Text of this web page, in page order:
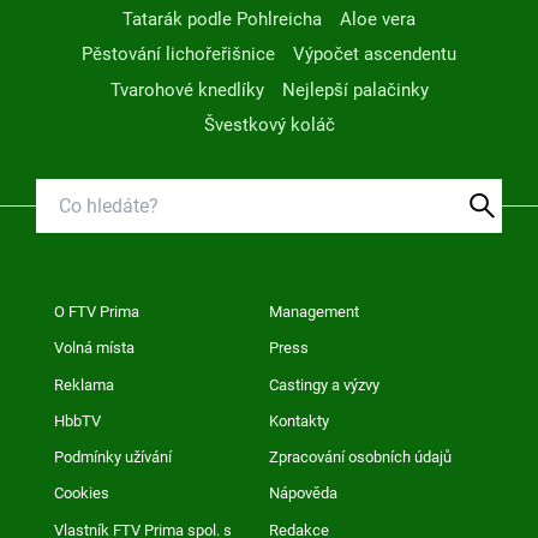
Tatarák podle Pohlreicha
Aloe vera
Pěstování lichořeřišnice
Výpočet ascendentu
Tvarohové knedlíky
Nejlepší palačinky
Švestkový koláč
O FTV Prima Management
Volná místa Press
Reklama Castingy a výzvy
HbbTV Kontakty
Podmínky užívání Zpracování osobních údajů
Cookies Nápověda
Vlastník FTV Prima spol. s Redakce